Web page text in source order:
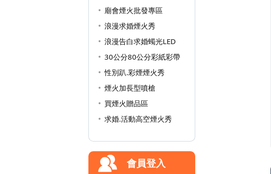
廟會煙火批發專區
浪漫求婚煙火秀
浪漫告白求婚蠋光LED
30公分80公分彩紙彩帶
性別趴.彩煙煙火秀
煙火加長型噴槍
買煙火贈品區
求婚.活動高空煙火秀
會員登入